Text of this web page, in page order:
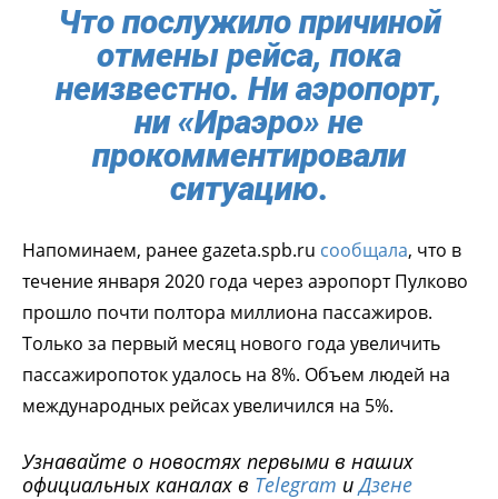
Что послужило причиной
отмены рейса, пока
неизвестно. Ни аэропорт,
ни «Ираэро» не
прокомментировали
ситуацию.
Напоминаем, ранее gazeta.spb.ru сообщала, что в
течение января 2020 года через аэропорт Пулково
прошло почти полтора миллиона пассажиров.
Только за первый месяц нового года увеличить
пассажиропоток удалось на 8%. Объем людей на
международных рейсах увеличился на 5%.
Узнавайте о новостях первыми в наших
официальных каналах в Telegram иДзене